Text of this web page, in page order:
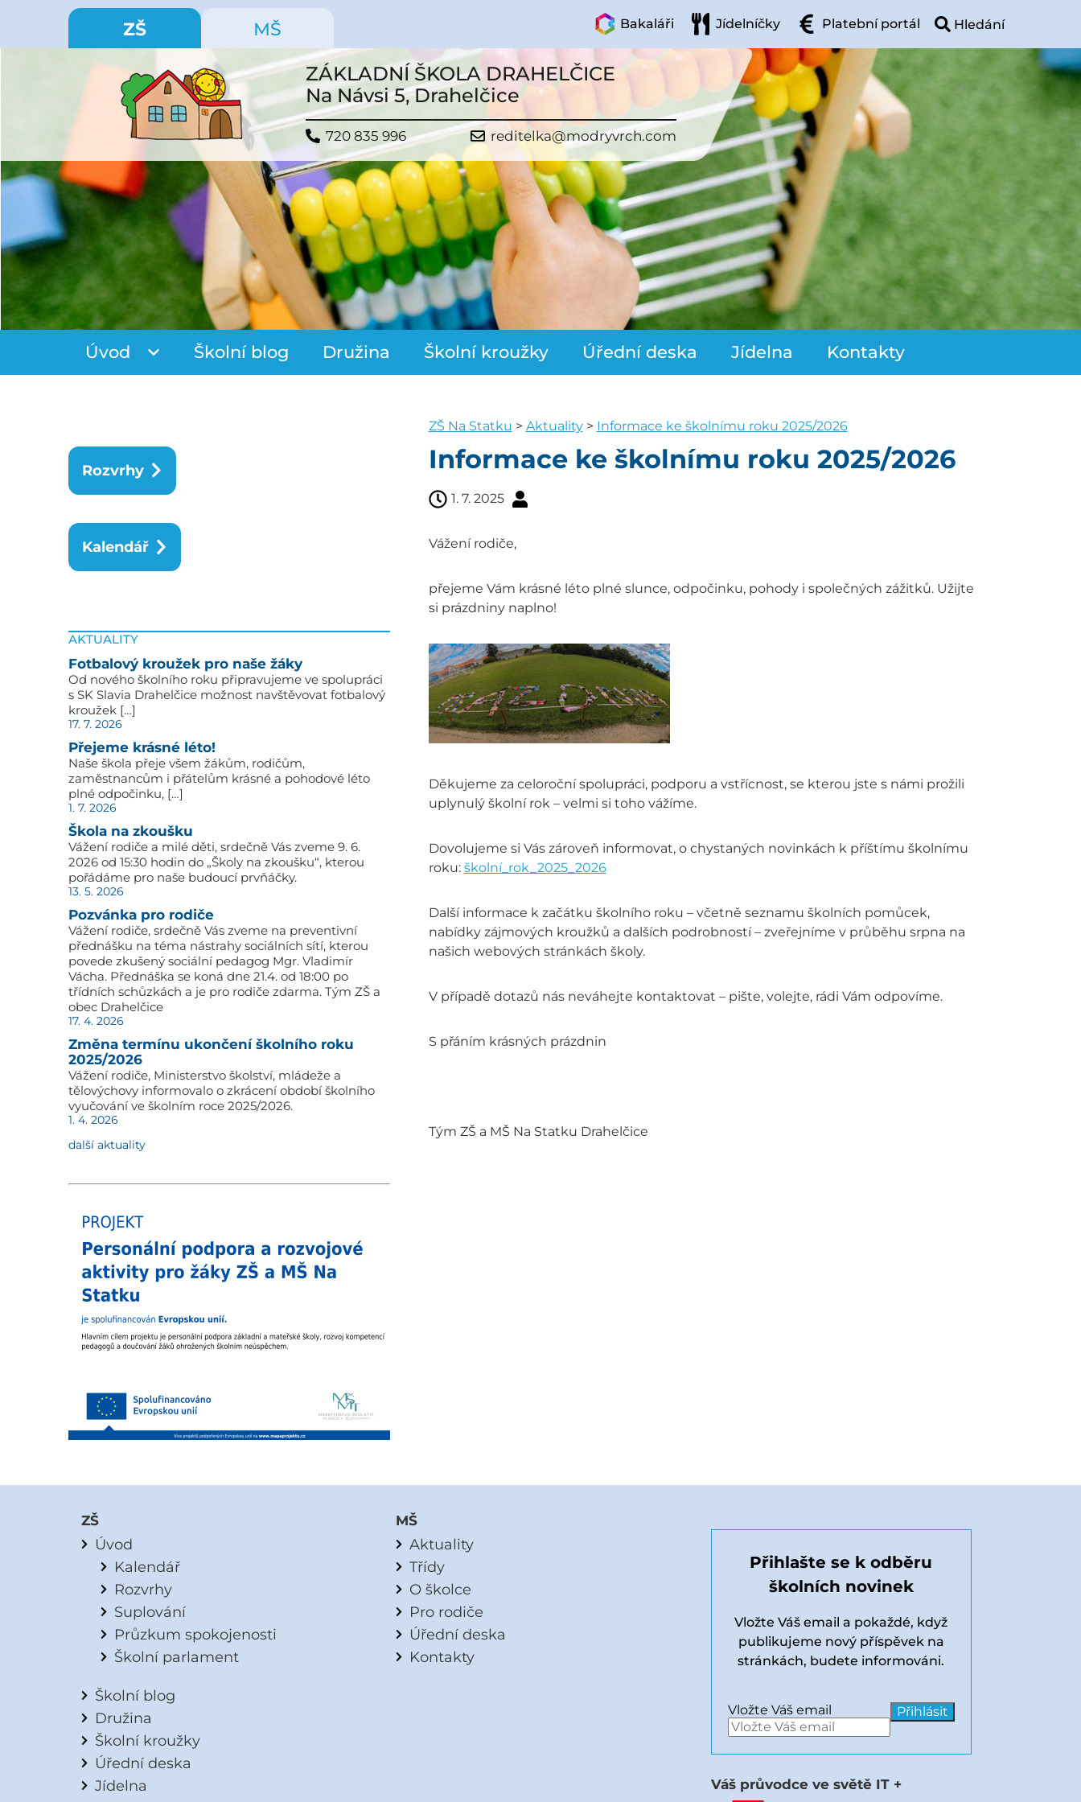
ZŠ MŠ Bakaláři Jídelníčky Platební portál
ZÁKLADNÍ ŠKOLA DRAHELČICE
Na Návsi 5, Drahelčice
720 835 996 reditelka@modryvrch.com
Úvod Školní blog Družina Školní kroužky Úřední deska Jídelna Kontakty
Rozvrhy
Kalendář
AKTUALITY
Fotbalový kroužek pro naše žáky
Od nového školního roku připravujeme ve spolupráci
s SK Slavia Drahelčice možnost navštěvovat fotbalový
kroužek […]
17. 7. 2026
Přejeme krásné léto!
Naše škola přeje všem žákům, rodičům,
zaměstnancům i přátelům krásné a pohodové léto
plné odpočinku, […]
1. 7. 2026
Škola na zkoušku
Vážení rodiče a milé děti, srdečně Vás zveme 9. 6.
2026 od 15:30 hodin do „Školy na zkoušku“, kterou
pořádáme pro naše budoucí prvňáčky.
13. 5. 2026
Pozvánka pro rodiče
Vážení rodiče, srdečně Vás zveme na preventivní
přednášku na téma nástrahy sociálních sítí, kterou
povede zkušený sociální pedagog Mgr. Vladimír
Vácha. Přednáška se koná dne 21.4. od 18:00 po
třídních schůzkách a je pro rodiče zdarma. Tým ZŠ a
obec Drahelčice
17. 4. 2026
Změna termínu ukončení školního roku
2025/2026
Vážení rodiče, Ministerstvo školství, mládeže a
tělovýchovy informovalo o zkrácení období školního
vyučování ve školním roce 2025/2026.
1. 4. 2026
další aktuality
ZŠ Na Statku > Aktuality> Informace ke školnímu roku 2025/2026
Informace ke školnímu roku 2025/2026
1. 7. 2025
Vážení rodiče,
přejeme Vám krásné léto plné slunce, odpočinku, pohody i společných zážitků. Užijte
si prázdniny naplno!
Děkujeme za celoroční spolupráci, podporu a vstřícnost, se kterou jste s námi prožili
uplynulý školní rok – velmi si toho vážíme.
Dovolujeme si Vás zároveň informovat, o chystaných novinkách k příštímu školnímu
roku: školní_rok_2025_2026
Další informace k začátku školního roku – včetně seznamu školních pomůcek,
nabídky zájmových kroužků a dalších podrobností – zveřejníme v průběhu srpna na
našich webových stránkách školy.
V případě dotazů nás neváhejte kontaktovat – pište, volejte, rádi Vám odpovíme.
S přáním krásných prázdnin
Tým ZŠ a MŠ Na Statku Drahelčice
ZŠ
Úvod
Kalendář
Rozvrhy
Suplování
Průzkum spokojenosti
Školní parlament
Školní blog
Družina
Školní kroužky
Úřední deska
Jídelna
MŠ
Aktuality
Třídy
O školce
Pro rodiče
Úřední deska
Kontakty
Přihlašte se k odběru
školních novinek
Vložte Váš email a pokaždé, když
publikujeme nový příspěvek na
stránkách, budete informováni.
Vložte Váš email
Váš průvodce ve světě IT +